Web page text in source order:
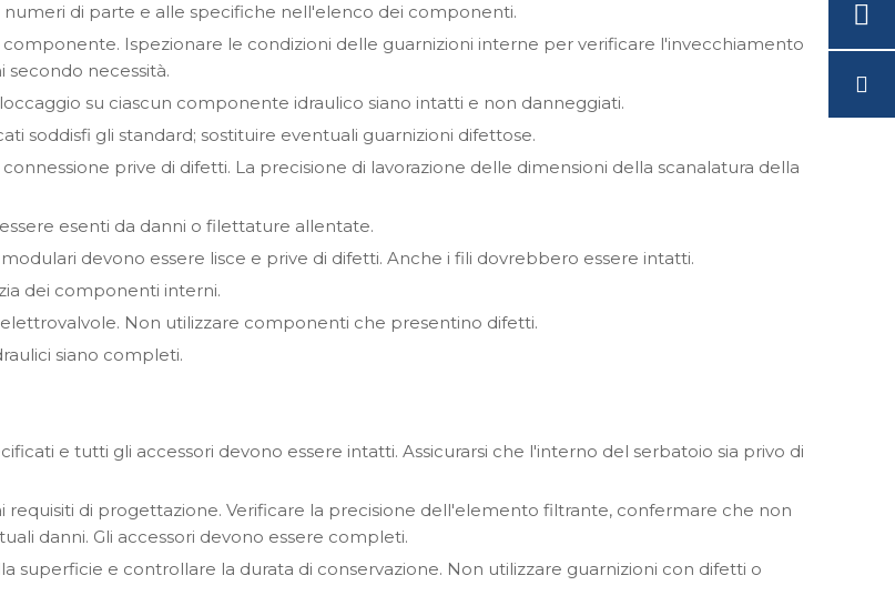
di parte e alle specifiche nell'elenco dei componenti.
Ispezionare le condizioni delle guarnizioni interne per verificare l'invecchiamento
secondo necessità.
su ciascun componente idraulico siano intatti e non danneggiati.
soddisfi gli standard; sostituire eventuali guarnizioni difettose.
prive di difetti. La precisione di lavorazione delle dimensioni della scanalatura della
esenti da danni o filettature allentate.
devono essere lisce e prive di difetti. Anche i fili dovrebbero essere intatti.
dei componenti interni.
Non utilizzare componenti che presentino difetti.
siano completi.
e tutti gli accessori devono essere intatti. Assicurarsi che l'interno del serbatoio sia privo di
di progettazione. Verificare la precisione dell'elemento filtrante, confermare che non
danni. Gli accessori devono essere completi.
superficie e controllare la durata di conservazione. Non utilizzare guarnizioni con difetti o